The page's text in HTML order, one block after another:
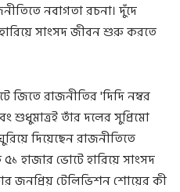
নবাগতা রচনা। দুঁদে
সাংসদ জীবন শুরু করতে
জিতে রাজনীতির 'দিদি নম্বর
শুধুমাত্রই তাঁর দলের সুপ্রিমো
দিয়েছেন রাজনীতিতে
হাজার ভোটে হারিয়ে সাংসদ
জনপ্রিয় টেলিভিশন শোয়ের কী